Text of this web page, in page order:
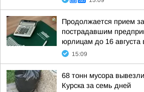
Продолжается прием
пострадавшим
юрлицам до 16 августа
15:09
68 тонн мусора
Курска за семь дней